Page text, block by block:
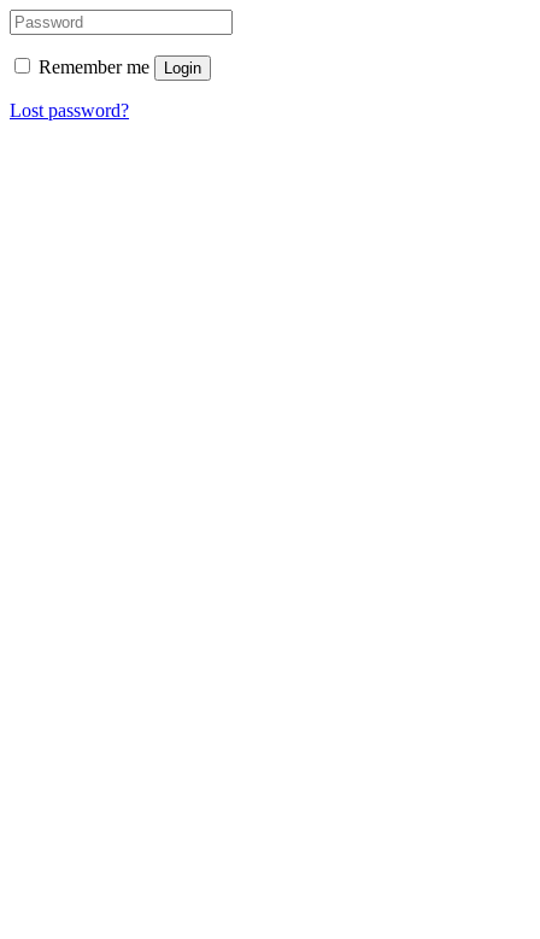
Remember me Login
Lost password?